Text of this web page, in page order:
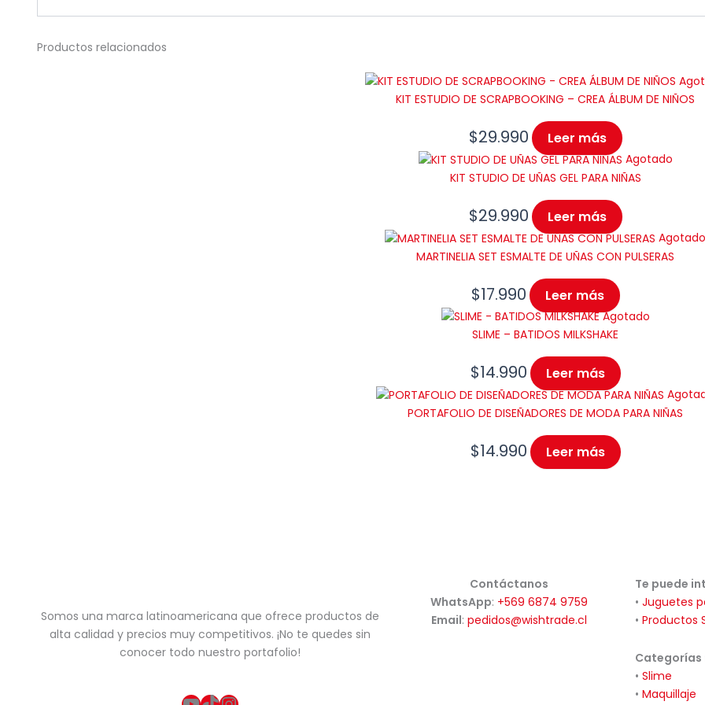
Productos relacionados
KIT ESTUDIO DE SCRAPBOOKING – CREA ÁLBUM DE NIÑOS
$29.990 Leer más
Agotado
KIT STUDIO DE UÑAS GEL PARA NIÑAS
$29.990 Leer más
Agotado
MARTINELIA SET ESMALTE DE UÑAS CON PULSERAS
$17.990 Leer más
Agotado
SLIME – BATIDOS MILKSHAKE
$14.990 Leer más
PORTAFOLIO DE DISEÑADORES DE MODA PARA NIÑAS
$14.990 Leer más
Somos una marca latinoamericana que ofrece productos de
alta calidad y precios muy competitivos. ¡No te quedes sin
conocer todo nuestro portafolio!
Contáctanos
WhatsApp: +569 6874 9759
Email: pedidos@wishtrade.cl
Te puede
• Juguetes
• Productos
Categorías
• Slime
• Maquillaje